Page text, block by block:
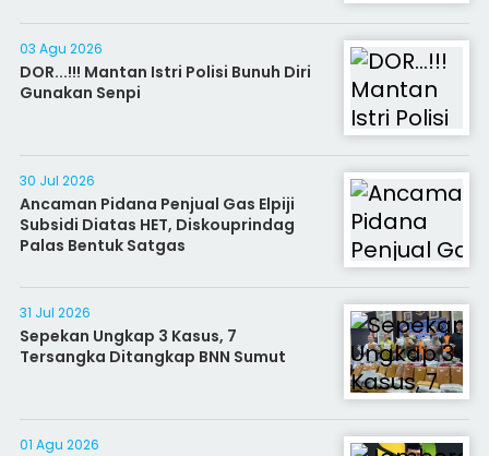
03 Agu 2026
DOR...!!! Mantan Istri Polisi Bunuh Diri
Gunakan Senpi
30 Jul 2026
Ancaman Pidana Penjual Gas Elpiji
Subsidi Diatas HET, Diskouprindag
Palas Bentuk Satgas
31 Jul 2026
Sepekan Ungkap 3 Kasus, 7
Tersangka Ditangkap BNN Sumut
01 Agu 2026